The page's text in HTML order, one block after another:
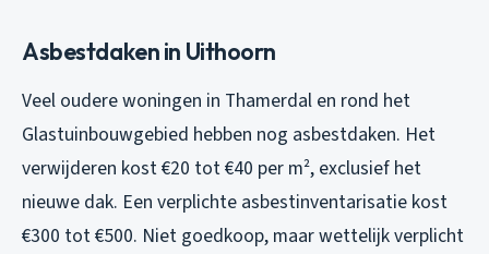
Asbestdaken in Uithoorn
Veel oudere woningen in Thamerdal en rond het
Glastuinbouwgebied hebben nog asbestdaken. Het
verwijderen kost €20 tot €40 per m², exclusief het
nieuwe dak. Een verplichte asbestinventarisatie kost
€300 tot €500. Niet goedkoop, maar wettelijk verplicht